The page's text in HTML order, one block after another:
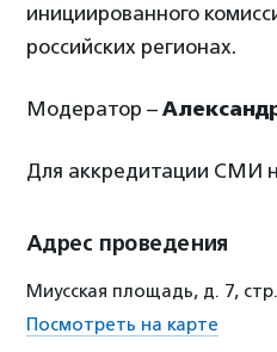
инициированного
российских регионах.
Модератор –
Для аккредитации СМИ
Адрес проведения
Миусская площадь, д. 7,
Посмотреть на карте